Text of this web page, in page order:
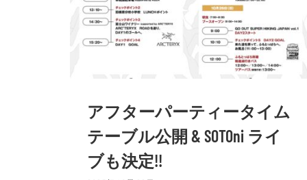
アフターパーティータイム
テーブル公開 & SOTOni ライ
ブも決定!!